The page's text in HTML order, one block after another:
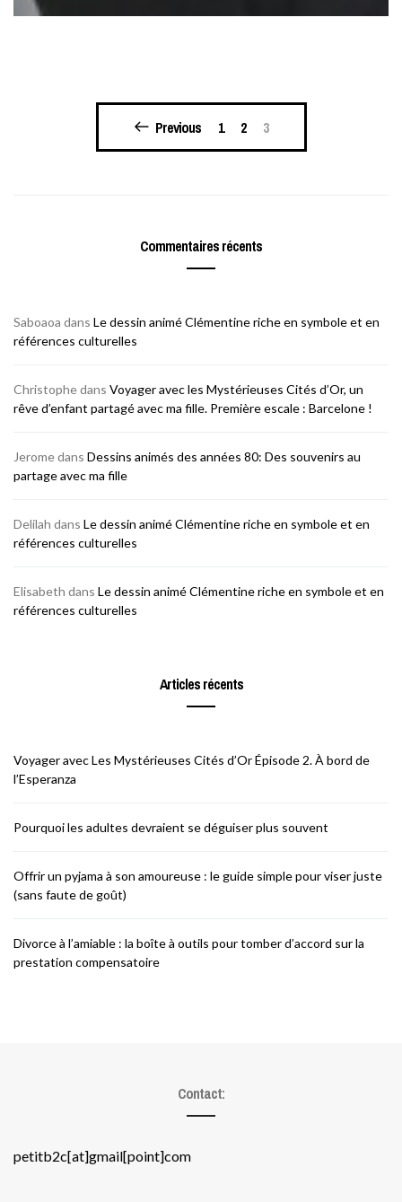
Pagination
publications
Previous 1 2 3
Commentaires récents
Saboaoa dans Le dessin animé Clémentine riche en symbole et en
références culturelles
Christophedans Voyager avec les Mystérieuses Cités d’Or, un
rêve d’enfant partagé avec ma fille. Première escale : Barcelone !
Jeromedans Dessins animés des années 80: Des souvenirs au
partage avec ma fille
Delilah dans Le dessin animé Clémentine riche en symbole et en
références culturelles
Elisabeth dans Le dessin animé Clémentine riche en symbole et en
références culturelles
Articles récents
Voyager avec Les Mystérieuses Cités d’Or Épisode 2. À bord de
l’Esperanza
Pourquoi les adultes devraient se déguiser plus souvent
Offrir un pyjama à son amoureuse : le guide simple pour viser juste
(sans faute de goût)
Divorce à l’amiable : la boîte à outils pour tomber d’accord sur la
prestation compensatoire
Contact:
petitb2c[at]gmail[point]com